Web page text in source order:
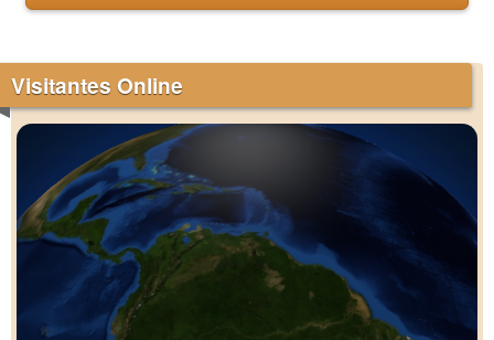
Visitantes Online